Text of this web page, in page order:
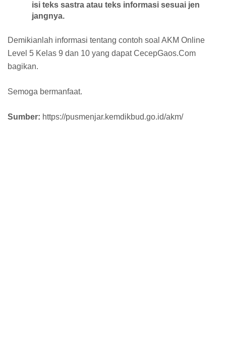
isi teks sastra atau teks informasi sesuai jen
jangnya.
Demikianlah informasi tentang contoh soal AKM Online
Level 5 Kelas 9 dan 10 yang dapat CecepGaos.Com
bagikan.
Semoga bermanfaat.
Sumber: https://pusmenjar.kemdikbud.go.id/akm/